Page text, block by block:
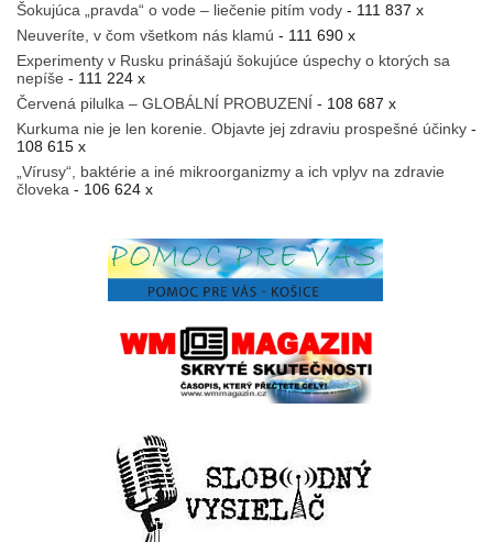
Šokujúca „pravda“ o vode – liečenie pitím vody - 111 837 x
Neuveríte, v čom všetkom nás klamú - 111 690 x
Experimenty v Rusku prinášajú šokujúce úspechy o ktorých sa
nepíše - 111 224 x
Červená pilulka – GLOBÁLNÍ PROBUZENÍ - 108 687 x
Kurkuma nie je len korenie. Objavte jej zdraviu prospešné účinky -
108 615 x
„Vírusy“, baktérie a iné mikroorganizmy a ich vplyv na zdravie
človeka - 106 624 x